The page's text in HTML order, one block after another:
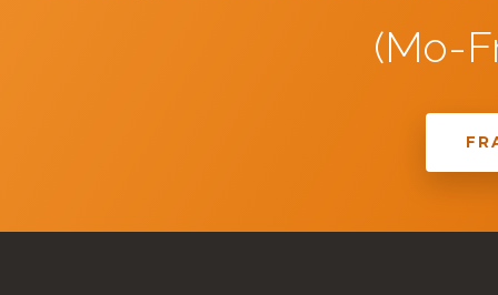
(Mo-